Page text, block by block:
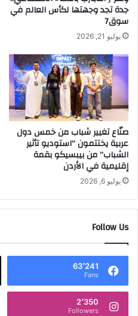
C
H
P
O
S
A
T
K
I
N
M
A
R
A
جدة تجد وجهتها لكأس العالم في
سوق7
يوليو 21, 2026
صنّاع تغيير شباب من خمس دول
عربية يختتمون “استوديو تأثير
الشباب” من بيبسيكو بقمة
إقليمية في الأردن
يوليو 6, 2026
Follow Us
63٬241
Fans
2٬350
Followers